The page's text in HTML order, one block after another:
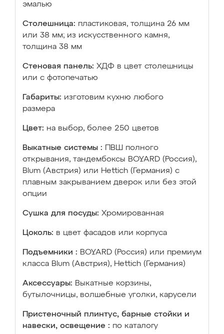
эмалью
Столешница: пластиковая, толщина 26 мм
или 38 мм; из искусственного камня,
толщина 38 мм
Стеновая панель: ХДФ в цвет столешницы
или с фотопечатью
Габариты: изготовим кухню любого
размера
Цвет: на выбор, более 250 цветов
Выкатные системы :
ПВШ полного
открывания, тандембоксы BOYARD (Россия),
Blum (Австрия) или Hettich (Германия) с
плавным закрыванием дверок или без этой
опции
Сушка для посуды: Хромированная
Цоколь: в цвет фасадов или корпуса
Подъемники : BOYARD (Россия) или премиум
класса Blum (Австрия), Hettich (Германия)
Аксессуары: Выкатные корзины,
бутылочницы, волшебные уголки, карусели
Пристеночный плинтус, барные стойки и
навески, освещение : по каталогу